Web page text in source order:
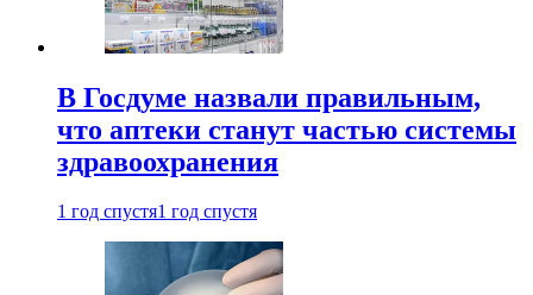
В Госдуме назвали правильным,
что аптеки станут частью системы
здравоохранения
1 год спустя1 год спустя